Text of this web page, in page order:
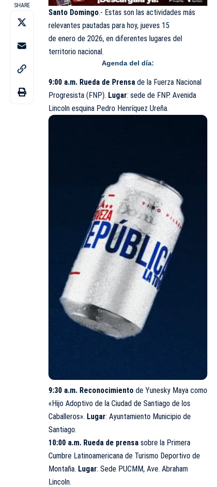
SHARE
Santo Domingo.- Estas son las actividades más
relevantes pautadas para hoy, jueves 15
de enero de 2026, en diferentes lugares del
territorio nacional.
Agenda del día:
9:00 a.m. Rueda de Prensa de la Fuerza Nacional
Progresista (FNP). Lugar: sede de FNP. Avenida
Lincoln esquina Pedro Henríquez Ureña.
9:30 a.m. Reconocimiento de Yunesky Maya como
«Hijo Adoptivo de la Ciudad de Santiago de los
Caballeros». Lugar: Ayuntamiento Municipio de
Santiago.
10:00 a.m. Rueda de prensa sobre la Primera
Cumbre Latinoamericana de Turismo Deportivo de
Montaña. Lugar: Sede PUCMM, Ave. Abraham
Lincoln.